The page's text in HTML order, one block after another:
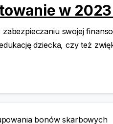
w
swojej
dziecka, czy też